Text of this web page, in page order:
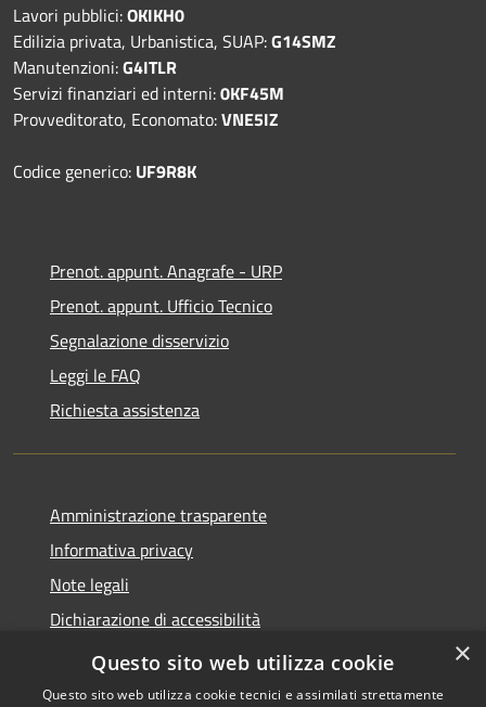
Lavori pubblici:OKIKH0
Edilizia privata, Urbanistica, SUAP:G14SMZ
Manutenzioni:G4ITLR
Servizi finanziari ed interni:0KF45M
Provveditorato, Economato:VNE5IZ
Codice generico: UF9R8K
Prenot. appunt. Anagrafe - URP
Prenot. appunt. Ufficio Tecnico
Segnalazione disservizio
Leggi le FAQ
Richiesta assistenza
Amministrazione trasparente
Informativa privacy
Note legali
Dichiarazione di accessibilità
Whistleblowing
×
Questo sito web utilizza cookie
Questo sito web utilizza cookie tecnici e assimilati strettamente